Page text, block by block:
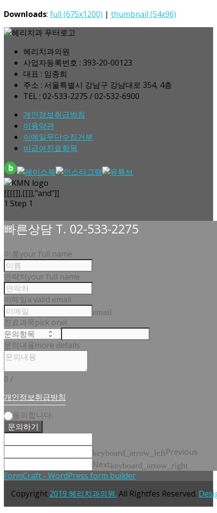
Downloads: full (675x1200) | thumbnail (54x96)
헤리치과의원
사업자등록번호 : 393-20-00123
대표 : 임종희
주소 : 서울특별시 강남구 강남대로 354, 4층
TEL : 02-533-2275 / 02-532-6900
개인정보취급방침
이용약관
이메일무단수집거부
비급여진료항목
[[[[]],[[]],"and"]]
1 Step 1
빠른상담 T. 02-533-2275
이름your full name
연락처your full name
이메일a valid email
email
진료과목pick one!
문의내용more details
0 /
개인정보취급방침
동의합니다.
문의하기
keyboard_arrow_leftPrevious
Nextkeyboard_arrow_right
FormCraft - WordPress form builder
Copyright 2019 헤리치과의원. All Rightfes Reserved.